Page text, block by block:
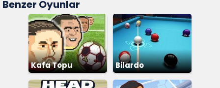
Benzer Oyunlar
Kafa Topu Bilardo